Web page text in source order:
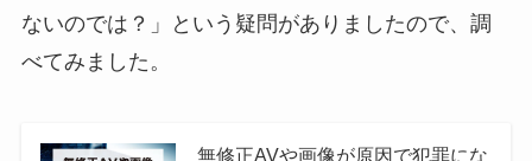
ないのでは？」という疑問がありましたので、調
べてみました。
無修正AVや画像が原因で犯罪にな